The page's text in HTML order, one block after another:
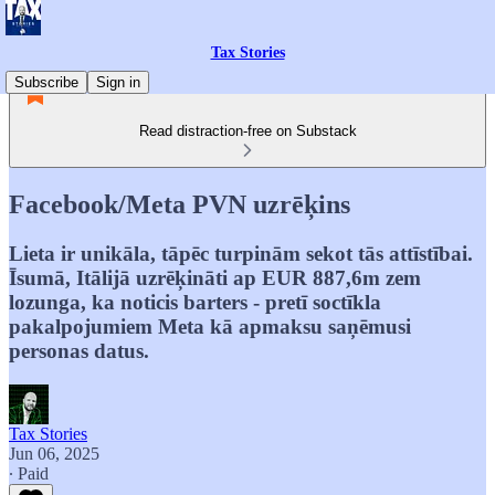
Tax Stories
Subscribe
Sign in
Read distraction-free on Substack
Facebook/Meta PVN uzrēķins
Lieta ir unikāla, tāpēc turpinām sekot tās attīstībai.
Īsumā, Itālijā uzrēķināti ap EUR 887,6m zem
lozunga, ka noticis barters - pretī soctīkla
pakalpojumiem Meta kā apmaksu saņēmusi
personas datus.
Tax Stories
Jun 06, 2025
∙ Paid